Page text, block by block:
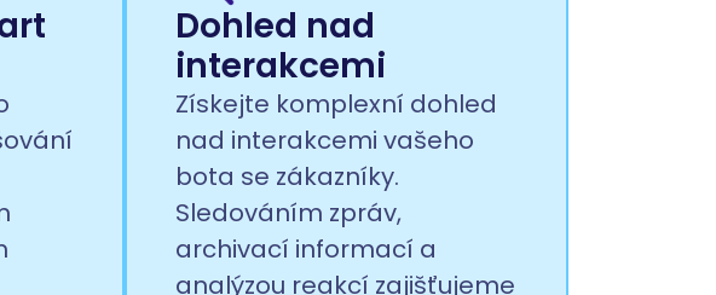
Dohled nad
interakcemi
Získejte komplexní dohled
nad interakcemi vašeho
bota se zákazníky.
Sledováním zpráv,
archivací informací a
analýzou reakcí zajišťujeme